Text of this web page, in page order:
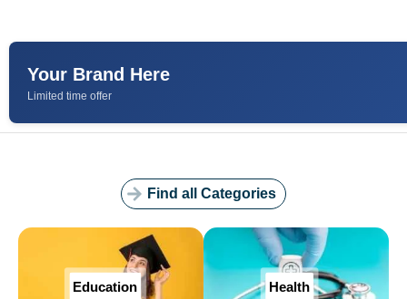
किया जागरूक
Your Brand Here
Limited time offer
Find all Categories
Education Health